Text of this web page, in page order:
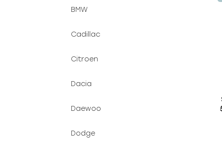
BMW
Cadillac
Citroen
Dacia
Daewoo
Dodge